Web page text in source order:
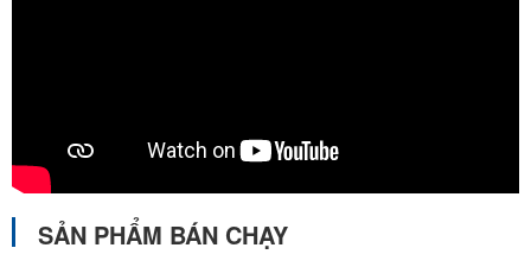
SẢN PHẨM BÁN CHẠY